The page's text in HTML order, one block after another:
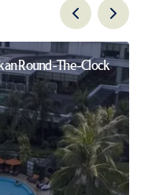
Round-The-Clock